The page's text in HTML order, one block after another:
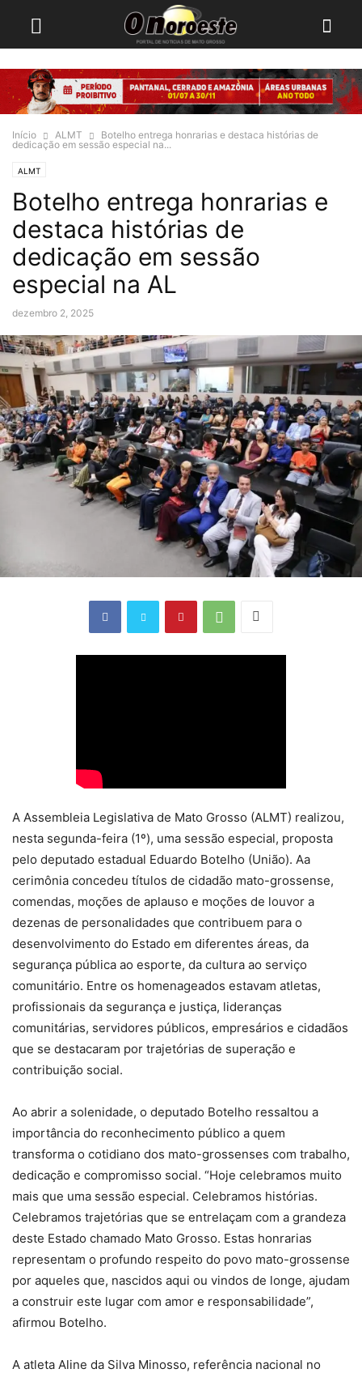
Início ALMT
Botelho entrega honrarias e destaca histórias de
dedicação em sessão especial na...
ALMT
Botelho entrega honrarias e
destaca histórias de
dedicação em sessão
especial na AL
dezembro 2, 2025
A Assembleia Legislativa de Mato Grosso (ALMT) realizou,
nesta segunda-feira (1º), uma sessão especial, proposta
pelo deputado estadual Eduardo Botelho (União). Aa
cerimônia concedeu títulos de cidadão mato-grossense,
comendas, moções de aplauso e moções de louvor a
dezenas de personalidades que contribuem para o
desenvolvimento do Estado em diferentes áreas, da
segurança pública ao esporte, da cultura ao serviço
comunitário. Entre os homenageados estavam atletas,
profissionais da segurança e justiça, lideranças
comunitárias, servidores públicos, empresários e cidadãos
que se destacaram por trajetórias de superação e
contribuição social.
Ao abrir a solenidade, o deputado Botelho ressaltou a
importância do reconhecimento público a quem
transforma o cotidiano dos mato-grossenses com trabalho,
dedicação e compromisso social. “Hoje celebramos muito
mais que uma sessão especial. Celebramos histórias.
Celebramos trajetórias que se entrelaçam com a grandeza
deste Estado chamado Mato Grosso. Estas honrarias
representam o profundo respeito do povo mato-grossense
por aqueles que, nascidos aqui ou vindos de longe, ajudam
a construir este lugar com amor e responsabilidade”,
afirmou Botelho.
A atleta Aline da Silva Minosso, referência nacional no